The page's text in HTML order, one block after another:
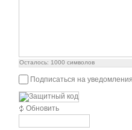
Осталось: 1000 символов
Подписаться на
Обновить